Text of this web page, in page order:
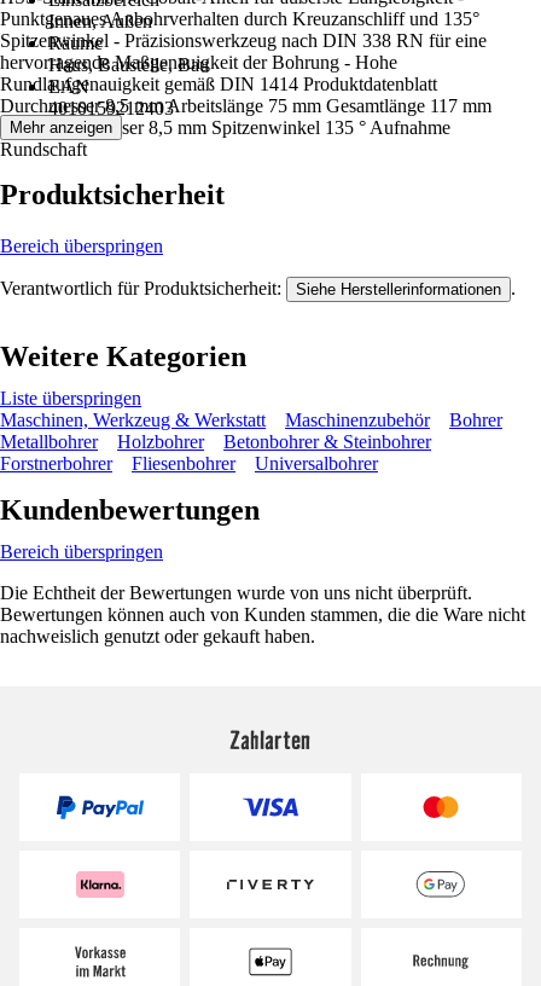
Innen, Außen
Räume
Haus, Baustelle, Bau
EAN
4010159212403
Punktgenaues Anbohrverhalten durch Kreuzanschliff und 135°
Spitzenwinkel - Präzisionswerkzeug nach DIN 338 RN für eine
hervorragende Maßgenauigkeit der Bohrung - Hohe
Rundlaufgenauigkeit gemäß DIN 1414 Produktdatenblatt
Durchmesser 8,5 mm Arbeitslänge 75 mm Gesamtlänge 117 mm
Schaftdurchmesser 8,5 mm Spitzenwinkel 135 ° Aufnahme
Rundschaft
Mehr anzeigen
Produktsicherheit
Bereich überspringen
Verantwortlich für Produktsicherheit: Siehe Herstellerinformationen .
Weitere Kategorien
Liste überspringen
Maschinen, Werkzeug & Werkstatt
Maschinenzubehör
Bohrer
Metallbohrer
Holzbohrer
Betonbohrer & Steinbohrer
Forstnerbohrer
Fliesenbohrer Universalbohrer
Kundenbewertungen
Bereich überspringen
Die Echtheit der Bewertungen wurde von uns nicht überprüft.
Bewertungen können auch von Kunden stammen, die die Ware nicht
nachweislich genutzt oder gekauft haben.
Zahlarten